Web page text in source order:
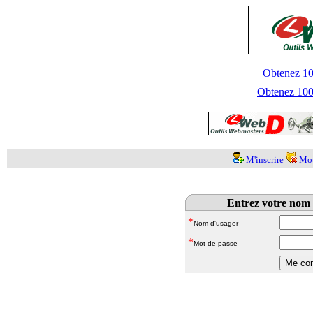
Obtenez
Obtenez
M'inscrire
Entrez votre nom
*Nom d'usager
*Mot de passe